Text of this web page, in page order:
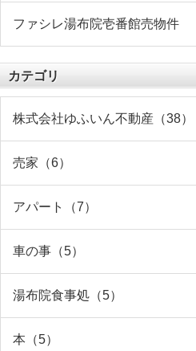
ファシレ湯布院壱番館売物件
カテゴリ
株式会社ゆふいん不動産（38）
売家（6）
アパート（7）
車の事（5）
湯布院食事処（5）
本（5）